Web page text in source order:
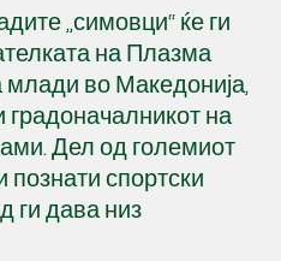
„симовци“ ќе ги
на Плазма
млади во Македонија,
на
Дел од големиот
познати спортски
ги дава низ